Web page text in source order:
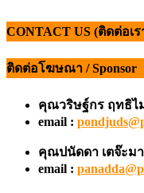
CONTACT US (ติดต่อเร
ติดต่อโฆษณา / Sponsor
คุณวริษฐ์กร ฤทธิไ
email :
คุณปนัดดา เตจ๊ะม
email :